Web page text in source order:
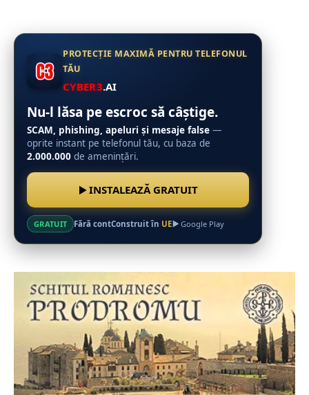
PROTECȚIE MAXIMĂ PENTRU TELEFONUL
TĂU
CYBER3.AI
Nu-l lăsa pe escroc să câștige.
SCAM, phishing, apeluri și mesaje false —
oprite instant pe telefonul tău, cu baza de
2.000.000 de amenințări.
INSTALEAZĂ GRATUIT
GRATUIT Fără contConstruit în UE Google Play